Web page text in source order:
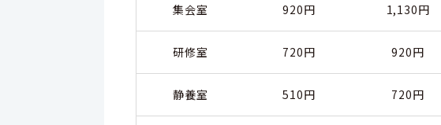
集会室 920円 1,130円
研修室 720円 920円
静養室 510円 720円